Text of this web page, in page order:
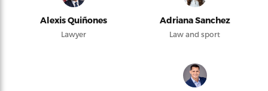
Alexis Quiñones
Lawyer
Adriana Sanchez
Law and sport